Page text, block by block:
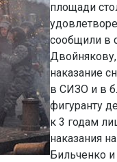
площади
сообщили в
наказание
в СИЗО и в
фигуранту
к 3 годам
наказания
Бильченко